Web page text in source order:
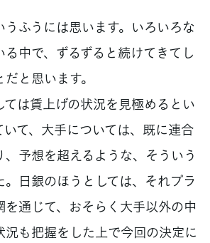
ふうには思います。いろいろな
中で、ずるずると続けてきてし
と思います。
は賃上げの状況を見極めるとい
いて、大手については、既に連合
予想を超えるような、そういう
日銀のほうとしては、それプラ
を通じて、おそらく大手以外の中
況も把握をした上で今回の決定に